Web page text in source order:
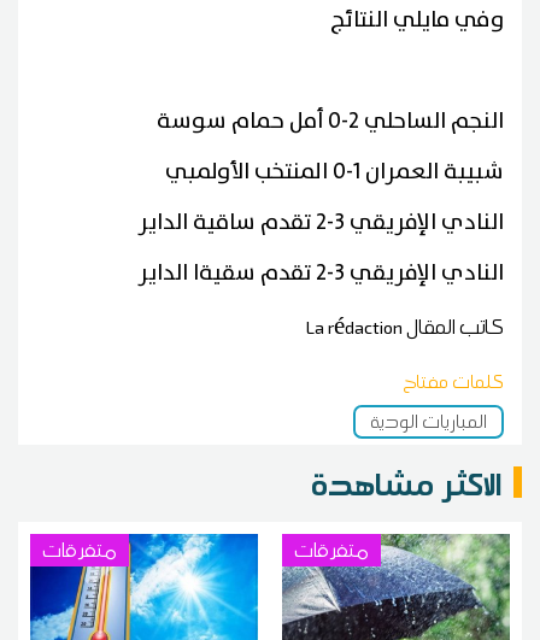
وفي مايلي النتائج
النجم الساحلي 2-0 أمل حمام سوسة
شبيبة العمران 1-0 المنتخب الأولمبي
النادي الإفريقي 3-2 تقدم ساقية الداير
النادي الإفريقي 3-2 تقدم سقيةا الداير
كاتب المقالLa rédaction
كلمات مفتاح
المباريات الودية
الاكثر مشاهدة
متفرقات متفرقات